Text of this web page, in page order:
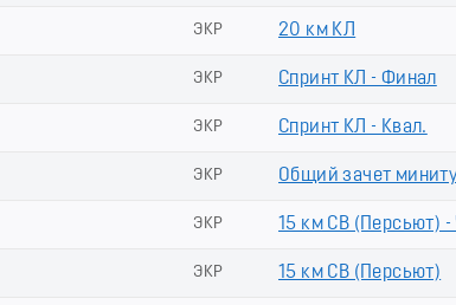
ЭКР 20 км КЛ
ЭКР Спринт КЛ - Финал
ЭКР Спринт КЛ - Квал.
ЭКР Общий зачет
ЭКР 15 км СВ (Пeрсьют) -
ЭКР 15 км СВ (Пеpсьют)